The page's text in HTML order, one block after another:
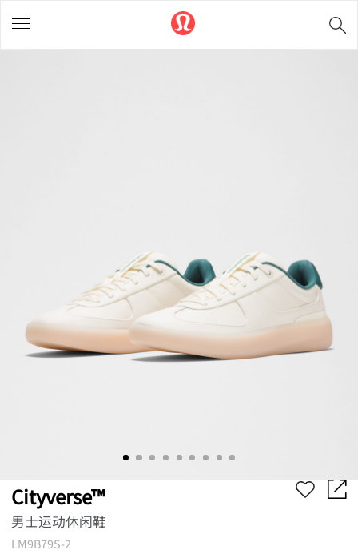
Cityverse™
男士运动休闲鞋
LM9B79S-2